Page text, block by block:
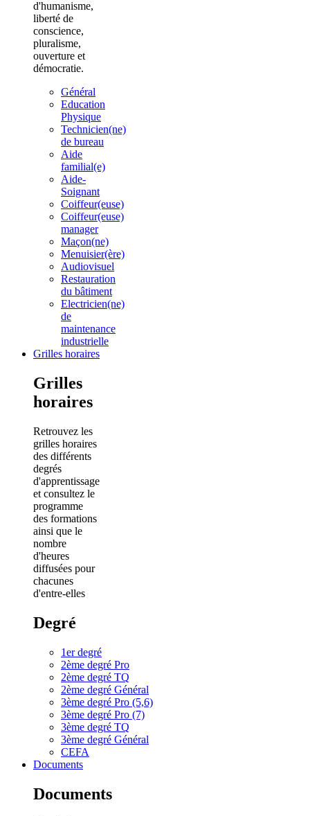
d'humanisme,
liberté de
conscience,
pluralisme,
ouverture et
démocratie.
Général
Education
Physique
Technicien(ne)
de bureau
Aide
familial(e)
Aide-
Soignant
Coiffeur(euse)
Coiffeur(euse)
manager
Maçon(ne)
Menuisier(ère)
Audiovisuel
Restauration
du bâtiment
Electricien(ne)
de
maintenance
industrielle
Grilles horaires
Grilles
horaires
Retrouvez les
grilles horaires
des différents
degrés
d'apprentissage
et consultez le
programme
des formations
ainsi que le
nombre
d'heures
diffusées pour
chacunes
d'entre-elles
Degré
1er degré
2ème degré Pro
2ème degré TQ
2ème degré Général
3ème degré Pro (5,6)
3ème degré Pro (7)
3ème degré TQ
3ème degré Général
CEFA
Documents
Documents